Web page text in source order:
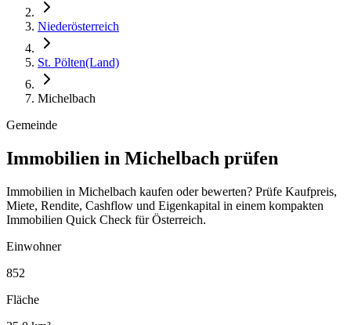
Niederösterreich
St. Pölten(Land)
Michelbach
Gemeinde
Immobilien in Michelbach prüfen
Immobilien in Michelbach kaufen oder bewerten? Prüfe Kaufpreis,
Miete, Rendite, Cashflow und Eigenkapital in einem kompakten
Immobilien Quick Check für Österreich.
Einwohner
852
Fläche